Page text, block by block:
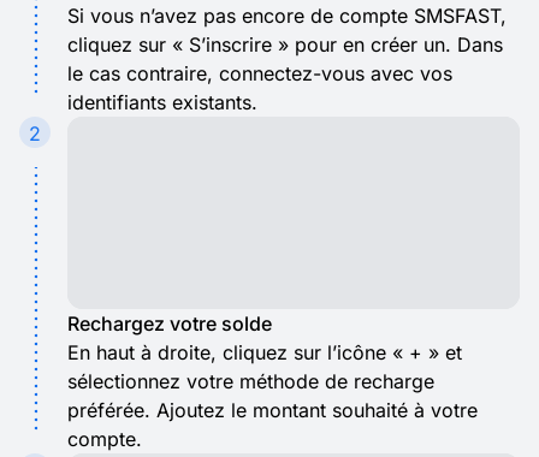
Si vous n’avez pas encore de compte SMSFAST,
cliquez sur « S’inscrire » pour en créer un. Dans
le cas contraire, connectez-vous avec vos
identifiants existants.
2
Rechargez votre solde
En haut à droite, cliquez sur l’icône « + » et
sélectionnez votre méthode de recharge
préférée. Ajoutez le montant souhaité à votre
compte.